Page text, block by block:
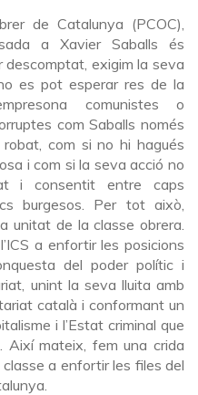
de Catalunya (PCOC),
a Xavier Saballs és
exigim la seva
es pot esperar res de la
comunistes o
com Saballs només
com si no hi hagués
i com si la seva acció no
i consentit entre caps
burgesos. Per tot això,
unitat de la classe obrera.
a enfortir les posicions
del poder polític i
unint la seva lluita amb
català i conformant un
i l’Estat criminal que
Així mateix, fem una crida
a enfortir les files del